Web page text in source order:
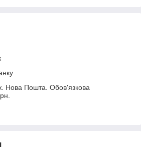
Нова Пошта. Обов'язкова